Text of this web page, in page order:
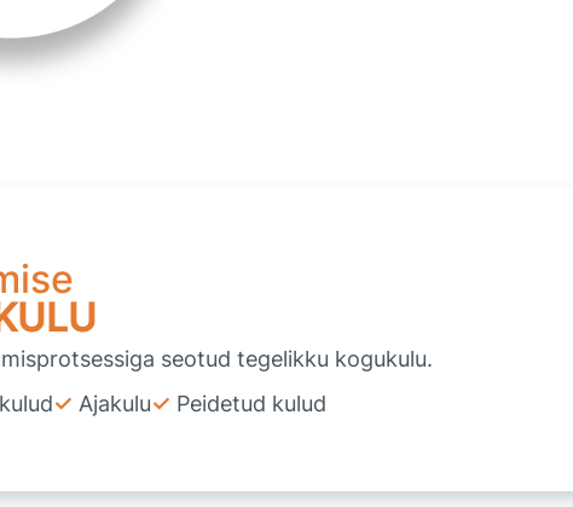
seotud tegelikku kogukulu.
Ajakulu Peidetud kulud